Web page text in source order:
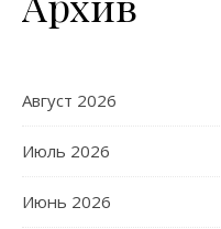
Август 2026
Июль 2026
Июнь 2026